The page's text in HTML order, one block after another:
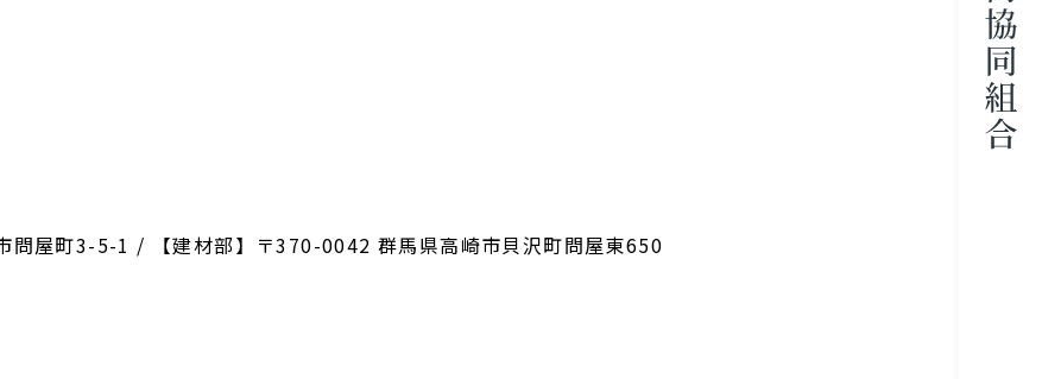
問屋町3-5-1 / 【建材部】〒370-0042 群馬県高崎市貝沢町問屋東650